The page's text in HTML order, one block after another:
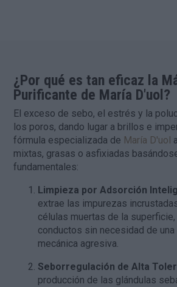
¿Por qué es tan eficaz la
Purificante de María D'uol?
El exceso de sebo, el estrés y la
los poros, dando lugar a brillos e
fórmula especializada de María D'uol
mixtas, grasas o asfixiadas
fundamentales:
Limpieza por Adsorción
extrae las impurezas
células muertas de la
conductos sin necesidad de
mecánica agresiva.
Seborregulación de Alta
producción de las glándulas